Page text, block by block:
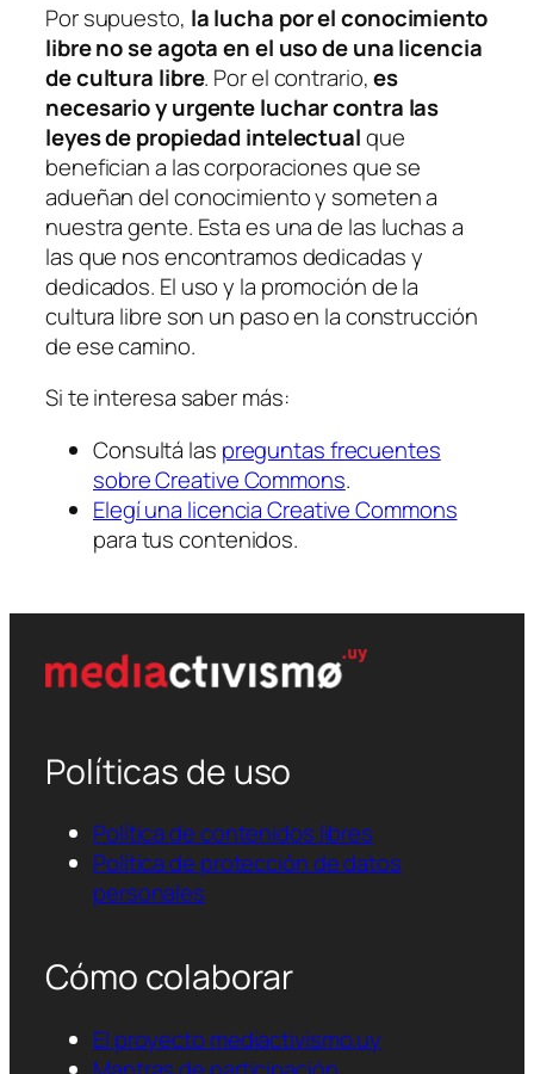
Por supuesto, la lucha por el conocimiento
libre no se agota en el uso de una licencia
de cultura libre. Por el contrario,es
necesario y urgente luchar contra las
leyes de propiedad intelectualque
benefician a las corporaciones que se
adueñan del conocimiento y someten a
nuestra gente. Esta es una de las luchas a
las que nos encontramos dedicadas y
dedicados. El uso y la promoción de la
cultura libre son un paso en la construcción
de ese camino.
Si te interesa saber más:
Consultá las preguntas frecuentes
sobre Creative Commons.
Elegí una licencia Creative Commons
para tus contenidos.
Políticas de uso
Política de contenidos libres
Política de protección de datos
personales
Cómo colaborar
El proyecto mediactivismo.uy